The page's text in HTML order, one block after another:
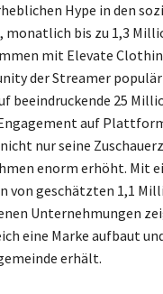
Hype in den
monatlich bis zu 1,3
mit Elevate
der Streamer
beeindruckende 25
auf
nur seine
enorm erhöht. Mit
von geschätzten 1,1
Unternehmungen
eine Marke aufbaut
erhält.